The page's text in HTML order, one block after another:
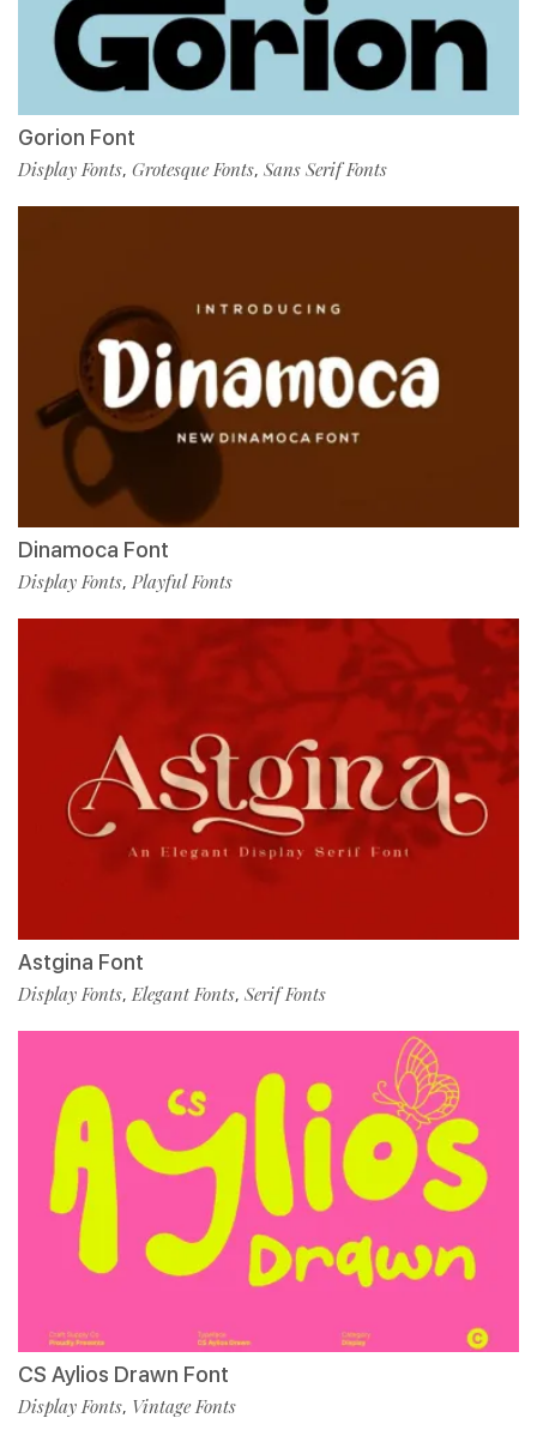
Gorion Font
Display Fonts, Grotesque Fonts, Sans Serif Fonts
Dinamoca Font
Display Fonts, Playful Fonts
Astgina Font
Display Fonts, Elegant Fonts, Serif Fonts
CS Aylios Drawn Font
Display Fonts, Vintage Fonts